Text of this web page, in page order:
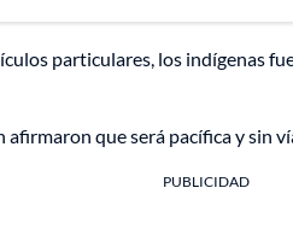
particulares, los indígenas
que será pacífica y sin
PUBLICIDAD